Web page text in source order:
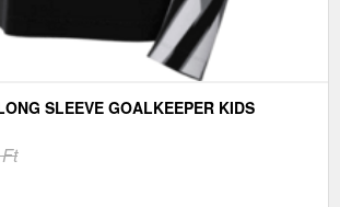
SLEEVE GOALKEEPER KIDS